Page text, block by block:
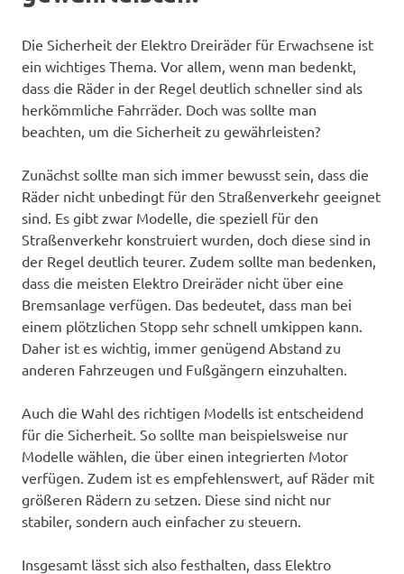
Die Sicherheit der Elektro Dreiräder für Erwachsene ist
ein wichtiges Thema. Vor allem, wenn man bedenkt,
dass die Räder in der Regel deutlich schneller sind als
herkömmliche Fahrräder. Doch was sollte man
beachten, um die Sicherheit zu gewährleisten?
Zunächst sollte man sich immer bewusst sein, dass die
Räder nicht unbedingt für den Straßenverkehr geeignet
sind. Es gibt zwar Modelle, die speziell für den
Straßenverkehr konstruiert wurden, doch diese sind in
der Regel deutlich teurer. Zudem sollte man bedenken,
dass die meisten Elektro Dreiräder nicht über eine
Bremsanlage verfügen. Das bedeutet, dass man bei
einem plötzlichen Stopp sehr schnell umkippen kann.
Daher ist es wichtig, immer genügend Abstand zu
anderen Fahrzeugen und Fußgängern einzuhalten.
Auch die Wahl des richtigen Modells ist entscheidend
für die Sicherheit. So sollte man beispielsweise nur
Modelle wählen, die über einen integrierten Motor
verfügen. Zudem ist es empfehlenswert, auf Räder mit
größeren Rädern zu setzen. Diese sind nicht nur
stabiler, sondern auch einfacher zu steuern.
Insgesamt lässt sich also festhalten, dass Elektro